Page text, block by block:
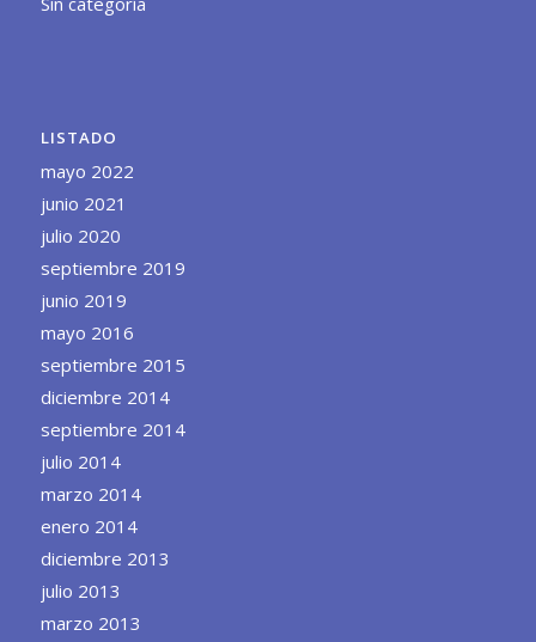
LISTADO
mayo 2022
junio 2021
julio 2020
septiembre 2019
junio 2019
mayo 2016
septiembre 2015
diciembre 2014
septiembre 2014
julio 2014
marzo 2014
enero 2014
diciembre 2013
julio 2013
marzo 2013